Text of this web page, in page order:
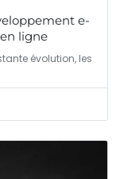
e-
ligne
évolution, les